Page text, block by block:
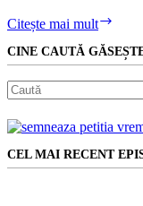
Citește mai mult
ar
fi
CINE CAUTĂ
Niciun
CEL MAI RECENT